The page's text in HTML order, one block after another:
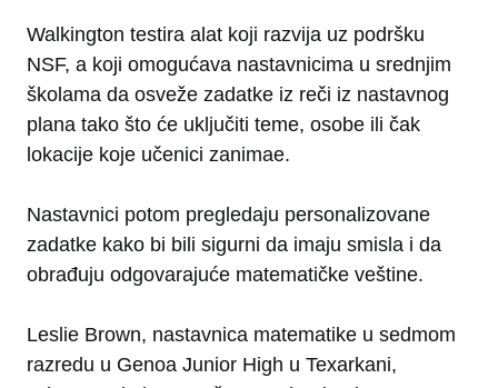
Walkington testira alat koji razvija uz podršku
NSF, a koji omogućava nastavnicima u srednjim
školama da osveže zadatke iz reči iz nastavnog
plana tako što će uključiti teme, osobe ili čak
lokacije koje učenici zanimaе.
Nastavnici potom pregledaju personalizovane
zadatke kako bi bili sigurni da imaju smisla i da
obrađuju odgovarajuće matematičke veštine.
Leslie Brown, nastavnica matematike u sedmom
razredu u Genoa Junior High u Texarkani,